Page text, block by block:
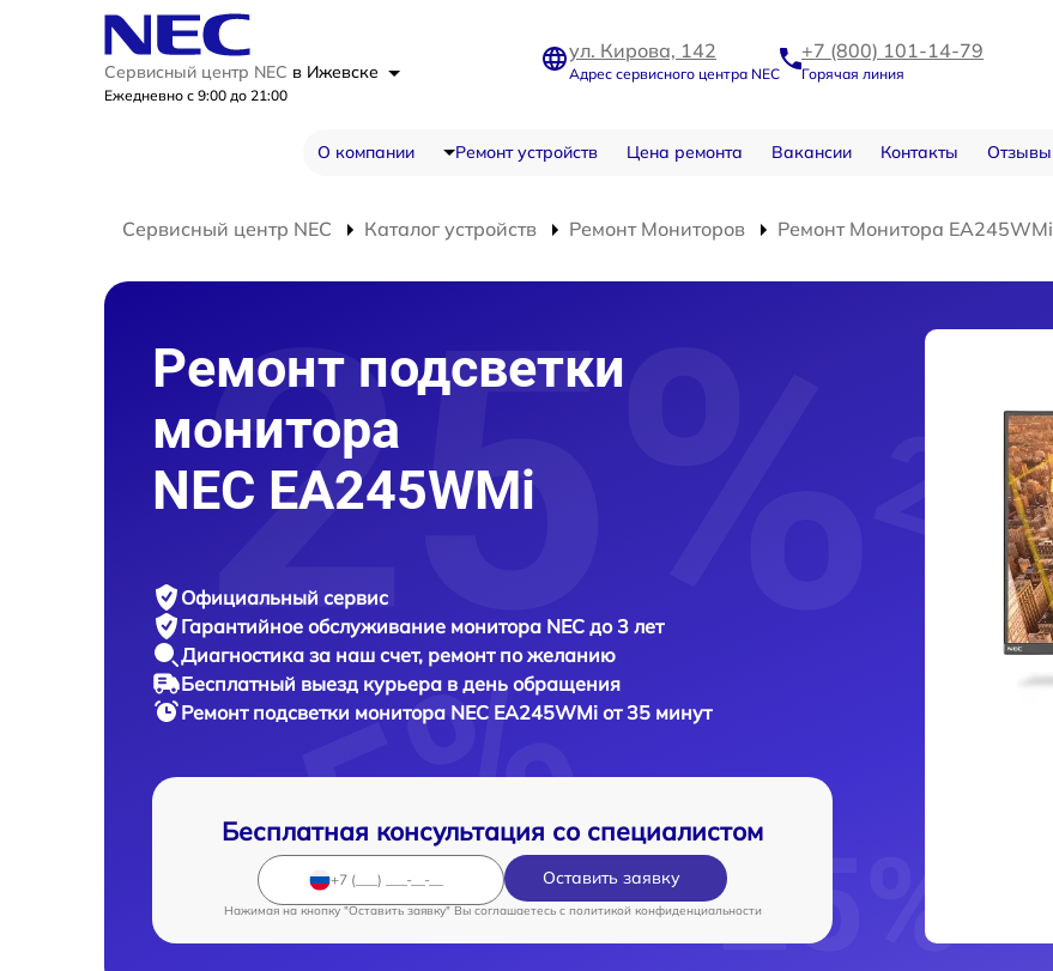
Сервисный центр NEC в Ижевске
Ежедневно с 9:00 до 21:00
ул. Кирова, 142
Адрес сервисного центра NEC
+7 (800) 101-14-79
Горячая линия
О компании Ремонт устройств Цена ремонта Вакансии Контакты Отзывы
Сервисный центр NEC Каталог устройств Ремонт Мониторов Ремонт Монитора EA245WMi
Ремонт подсветки
монитора
NEC EA245WMi
Официальный сервис
Гарантийное обслуживание монитора NEC до 3 лет
Диагностика за наш счет, ремонт по желанию
Бесплатный выезд курьера в день обращения
Ремонт подсветки монитора NEC EA245WMi от 35 минут
Бесплатная консультация со специалистом
Оставить заявку
Нажимая на кнопку "Оставить заявку" Вы соглашаетесь c политикой конфиденциальности